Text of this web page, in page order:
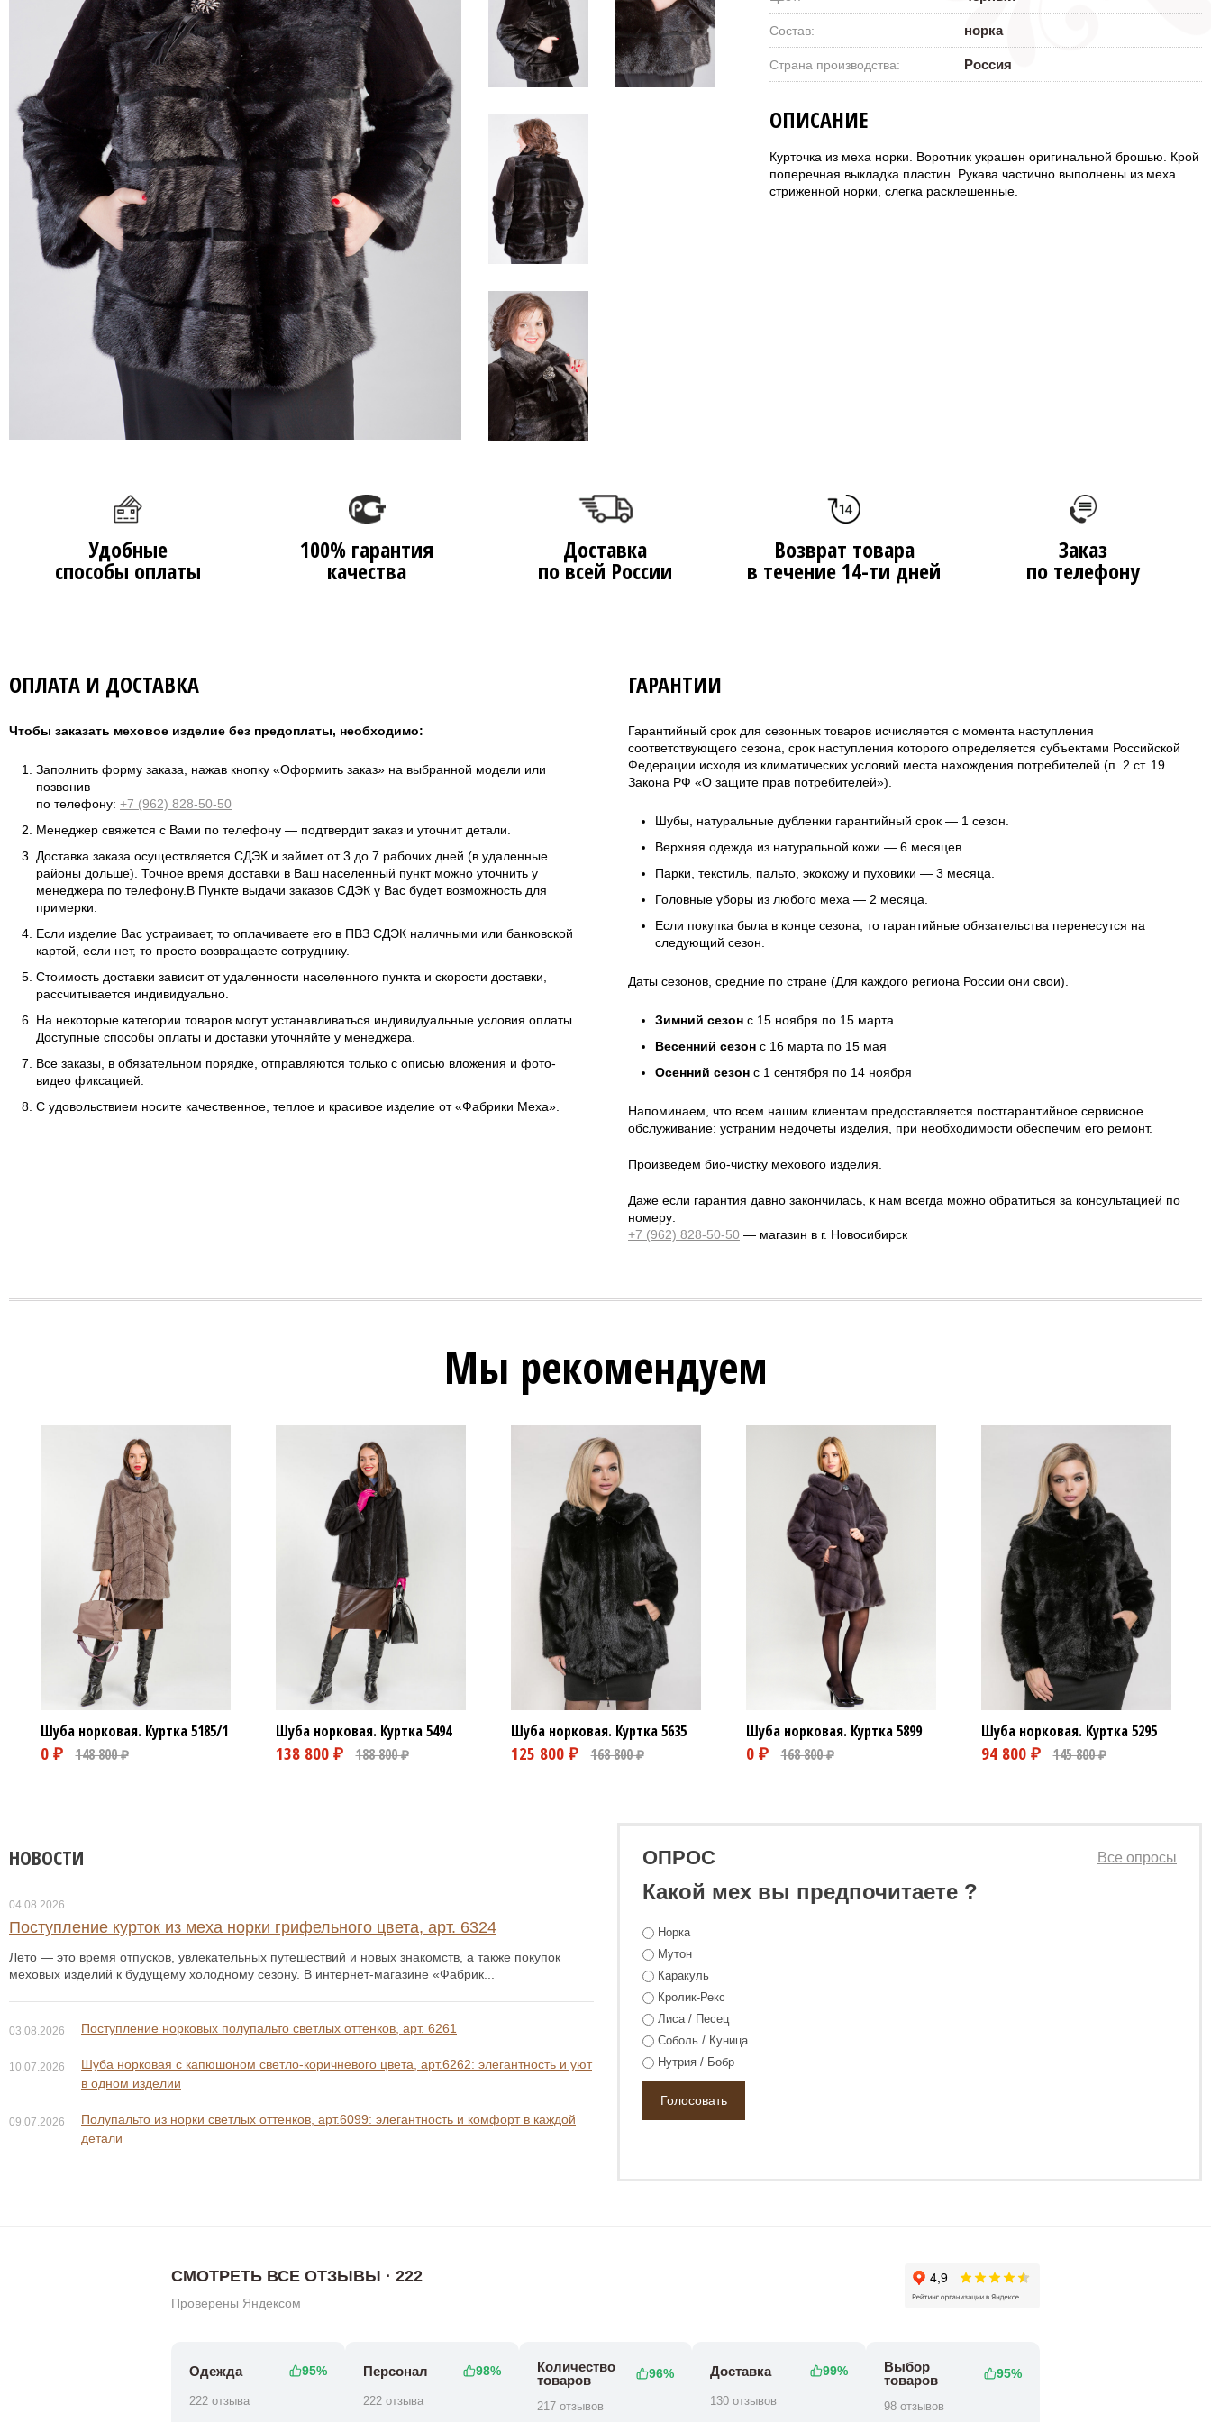
Состав: норка
Страна производства: Россия
ОПИСАНИЕ
Курточка из меха норки. Воротник украшен оригинальной брошью. Крой
поперечная выкладка пластин. Рукава частично выполнены из меха
стриженной норки, слегка расклешенные.
Удобные
способы оплаты
100% гарантия
качества
Доставка
по всей России
Возврат товара
в течение 14-ти дней
Заказ
по телефону
ОПЛАТА И ДОСТАВКА
Чтобы заказать меховое изделие без предоплаты, необходимо:
Заполнить форму заказа, нажав кнопку «Оформить заказ» на выбранной модели или
позвонив
по телефону: +7 (962) 828-50-50
Менеджер свяжется с Вами по телефону — подтвердит заказ и уточнит детали.
Доставка заказа осуществляется СДЭК и займет от 3 до 7 рабочих дней (в удаленные
районы дольше). Точное время доставки в Ваш населенный пункт можно уточнить у
менеджера по телефону.В Пункте выдачи заказов СДЭК у Вас будет возможность для
примерки.
Если изделие Вас устраивает, то оплачиваете его в ПВЗ СДЭК наличными или банковской
картой, если нет, то просто возвращаете сотруднику.
Стоимость доставки зависит от удаленности населенного пункта и скорости доставки,
рассчитывается индивидуально.
На некоторые категории товаров могут устанавливаться индивидуальные условия оплаты.
Доступные способы оплаты и доставки уточняйте у менеджера.
Все заказы, в обязательном порядке, отправляются только с описью вложения и фото-
видео фиксацией.
С удовольствием носите качественное, теплое и красивое изделие от «Фабрики Меха».
ГАРАНТИИ
Гарантийный срок для сезонных товаров исчисляется с момента наступления
соответствующего сезона, срок наступления которого определяется субъектами Российской
Федерации исходя из климатических условий места нахождения потребителей (п. 2 ст. 19
Закона РФ «О защите прав потребителей»).
Шубы, натуральные дубленки гарантийный срок — 1 сезон.
Верхняя одежда из натуральной кожи — 6 месяцев.
Парки, текстиль, пальто, экокожу и пуховики — 3 месяца.
Головные уборы из любого меха — 2 месяца.
Если покупка была в конце сезона, то гарантийные обязательства перенесутся на
следующий сезон.
Даты сезонов, средние по стране (Для каждого региона России они свои).
Зимний сезон с 15 ноября по 15 марта
Весенний сезон с 16 марта по 15 мая
Осенний сезон с 1 сентября по 14 ноября
Напоминаем, что всем нашим клиентам предоставляется постгарантийное сервисное
обслуживание: устраним недочеты изделия, при необходимости обеспечим его ремонт.
Произведем био-чистку мехового изделия.
Даже если гарантия давно закончилась, к нам всегда можно обратиться за консультацией по
номеру:
+7 (962) 828-50-50 — магазин в г. Новосибирск
Мы рекомендуем
Шуба норковая. Куртка5185/1
0 ₽ 148 800 ₽
Шуба норковая. Куртка5494
138 800 ₽
Шуба норковая. Куртка5635 Шуба норковая. Куртка5899 Шуба норковая. Куртка5295
НОВОСТИ
04.08.2026
Поступление курток из меха норки грифельного цвета, арт. 6324
Лето — это время отпусков, увлекательных путешествий и новых знакомств, а также покупок
меховых изделий к будущему холодному сезону. В интернет-магазине «Фабрик...
03.08.2026 Поступление норковых полупальто светлых оттенков, арт. 6261
10.07.2026
Шуба норковая с капюшоном светло-коричневого цвета, арт.6262: элегантность и уют
в одном изделии
09.07.2026
Полупальто из норки светлых оттенков, арт.6099: элегантность и комфорт в каждой
детали
ОПРОС
Какой мех вы предпочитаете ?
Все опросы
Норка
Мутон
Каракуль
Кролик-Рекс
Лиса / Песец
Соболь / Куница
Нутрия / Бобр
СМОТРЕТЬ ВСЕ ОТЗЫВЫ · 222
Проверены Яндексом
Одежда 95%
222 отзыва
Персонал 98%
222 отзыва
Количество
товаров
96%
217 отзывов
Доставка 99%
130 отзывов
Выбор
товаров
95%
98 отзывов